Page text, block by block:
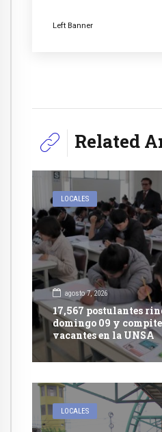
Left Banner
Related
LOCALES
agosto 7, 2026
17,567 postulantes
domingo 09 y
vacantes en la UNSA
LOCALES